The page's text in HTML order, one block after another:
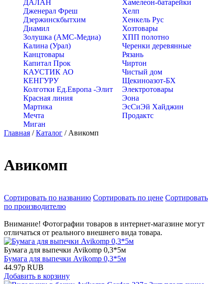
ДАЛАН
Дженерал Фреш
Дзержинскбытхим
Диамил
Золушка (АМС-Медиа)
Калина (Урал)
Канцтовары
Капитал Прок
КАУСТИК АО
КЕНГУРУ
Колготки Ед.Европа -Элит
Красная линия
Мартика
Мечта
Миган
Хамелеон-батарейки
Хелп
Хенкель Рус
Хозтовары
ХПП полотно
Черенки деревянные
Рязань
Чиртон
Чистый дом
Щекиноазот-БХ
Электротовары
Эона
ЭсСиЭй Хайджин
Продактс
Главная /Каталог / Авикомп
Авикомп
Сортировать по названию Сортировать по цене Сортировать
по производителю
Внимание! Фотографии товаров в интернет-магазине могут
отличаться от реального внешнего вида товара.
Бумага для выпечки Avikomp 0,3*5м
Бумага для выпечки Avikomp 0,3*5м
44.97р RUB
Добавить в корзину